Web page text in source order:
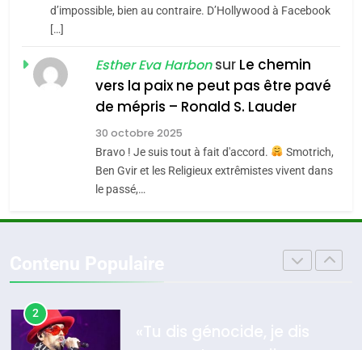
Accords d’Isaac:
l’alliance pourrait
s’étendre à 13 pays
d’Amérique latine
ISRAÉL JUDAISME
2025, l’année la plus
meurtrière selon le
FIÈRE, DIGNE ET RÉSILIENTE :
d’impossible, bien au contraire. D’Hollywood à Facebook
[…]
Esther Eva Harbonsur Le chemin
vers la paix ne peut pas être pavé
de mépris – Ronald S. Lauder
30 octobre 2025
Bravo ! Je suis tout à fait d'accord.
Smotrich,
Ben Gvir et les Religieux extrêmistes vivent dans
le passé,…
CE QUI NOUS MANQUE –
JUDAISME
Maroc : Les amandes de
Tafraout, le miel de Tadla
Azilal consacrés produits
du terroir
DAFINA MAROC
Oeil ravageur – Vanessa De
2